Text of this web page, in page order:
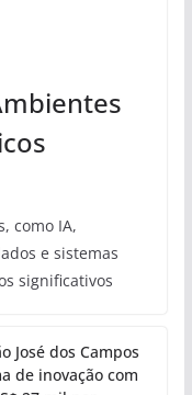
como IA,
e sistemas
significativos
José dos Campos
de inovação com